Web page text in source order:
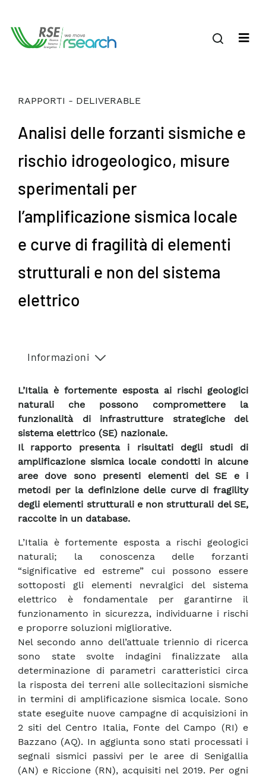
RAPPORTI - DELIVERABLE
Analisi delle forzanti sismiche e
rischio idrogeologico, misure
sperimentali per
l’amplificazione sismica locale
e curve di fragilità di elementi
strutturali e non del sistema
elettrico
Informazioni
L’Italia è fortemente esposta ai rischi geologici
naturali che possono compromettere la
funzionalità di infrastrutture strategiche del
sistema elettrico (SE) nazionale.
Il rapporto presenta i risultati degli studi di
amplificazione sismica locale condotti in alcune
aree dove sono presenti elementi del SE e i
metodi per la definizione delle curve di fragility
degli elementi strutturali e non strutturali del SE,
raccolte in un database.
L’Italia è fortemente esposta a rischi geologici
naturali; la conoscenza delle forzanti
“significative ed estreme” cui possono essere
sottoposti gli elementi nevralgici del sistema
elettrico è fondamentale per garantirne il
funzionamento in sicurezza, individuarne i rischi
e proporre soluzioni migliorative.
Nel secondo anno dell’attuale triennio di ricerca
sono state svolte indagini finalizzate alla
determinazione di parametri caratteristici circa
la risposta dei terreni alle sollecitazioni sismiche
in termini di amplificazione sismica locale. Sono
state eseguite nuove campagne di acquisizioni in
2 siti del Centro Italia, Fonte del Campo (RI) e
Bazzano (AQ). In aggiunta sono stati processati i
segnali sismici passivi per le aree di Senigallia
(AN) e Riccione (RN), acquisiti nel 2019. Per ogni